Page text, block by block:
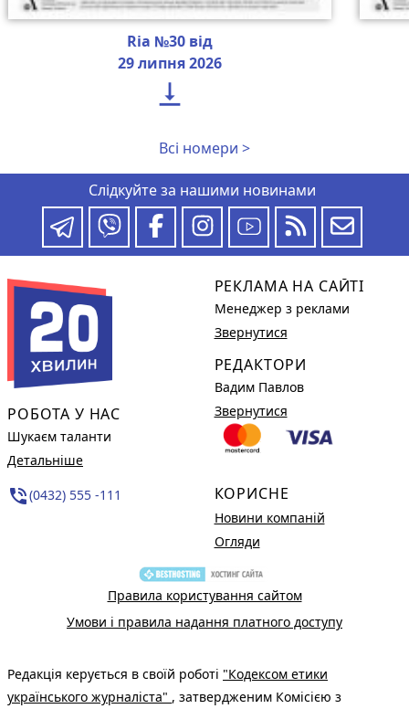
Ria №30 від
29 липня 2026

Всі номери >
Слідкуйте за нашими новинами
РОБОТА У НАС
Шукаєм таланти
Детальніше
phone_in_talk(0432) 555 -111
РЕКЛАМА НА САЙТІ
Менеджер з реклами
Звернутися
РЕДАКТОРИ
Вадим Павлов
Звернутися
КОРИСНЕ
Новини компаній
Огляди
Правила користування сайтом
Умови і правила надання платного доступу
Редакція керується в своїй роботі "Кодексом етики
українського журналіста" , затвердженим Комісією з